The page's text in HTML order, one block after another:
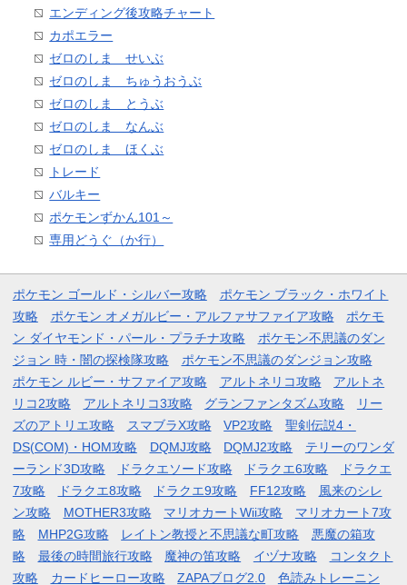
エンディング後攻略チャート
カポエラー
ゼロのしま せいぶ
ゼロのしま ちゅうおうぶ
ゼロのしま とうぶ
ゼロのしま なんぶ
ゼロのしま ほくぶ
トレード
バルキー
ポケモンずかん101～
専用どうぐ（か行）
ポケモン ゴールド・シルバー攻略
ポケモン ブラック・ホワイト
攻略
ポケモン オメガルビー・アルファサファイア攻略
ポケモ
ン ダイヤモンド・パール・プラチナ攻略
ポケモン不思議のダン
ジョン 時・闇の探検隊攻略
ポケモン不思議のダンジョン攻略
ポケモン ルビー・サファイア攻略
アルトネリコ攻略
アルトネ
リコ2攻略
アルトネリコ3攻略 グランファンタズム攻略
リー
ズのアトリエ攻略
スマブラX攻略 VP2攻略
聖剣伝説4・
DS(COM)・HOM攻略
DQMJ攻略 DQMJ2攻略
テリーのワンダ
ーランド3D攻略
ドラクエソード攻略 ドラクエ6攻略
ドラクエ
7攻略
ドラクエ8攻略 ドラクエ9攻略 FF12攻略
風来のシレ
ン攻略
MOTHER3攻略 マリオカートWii攻略
マリオカート7攻
略
MHP2G攻略 レイトン教授と不思議な町攻略
悪魔の箱攻
略
最後の時間旅行攻略 魔神の笛攻略 イヅナ攻略
コンタクト
攻略
カードヒーロー攻略 ZAPAブログ2.0 色読みトレーニン